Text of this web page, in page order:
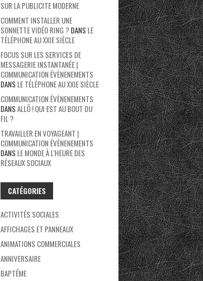
SUR LA PUBLICITE MODERNE
COMMENT INSTALLER UNE
SONNETTE VIDÉO RING ? DANS LE
TÉLÉPHONE AU XXIE SIÈCLE
FOCUS SUR LES SERVICES DE
MESSAGERIE INSTANTANÉE |
COMMUNICATION ÉVÈNENEMENTS
DANS LE TÉLÉPHONE AU XXIE SIÈCLE
COMMUNICATION ÉVÈNENEMENTS
DANSALLÔ ! QUI EST AU BOUT DU
FIL ?
TRAVAILLER EN VOYAGEANT |
COMMUNICATION ÉVÈNENEMENTS
DANS LE MONDE À L’HEURE DES
RÉSEAUX SOCIAUX
CATÉGORIES
ACTIVITÉS SOCIALES
AFFICHAGES ET PANNEAUX
ANIMATIONS COMMERCIALES
ANNIVERSAIRE
BAPTÊME